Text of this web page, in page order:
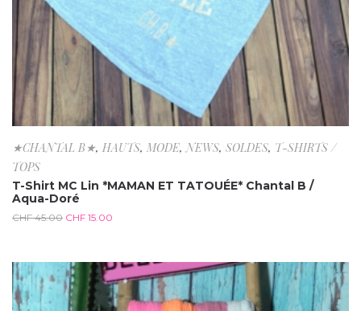
★CHANTAL B★, HAUTS, MODE,NEWS, SOLDES, T-SHIRTS /
TOPS
T-Shirt MC Lin *MAMAN ET TATOUÉE* Chantal B /
Aqua-Doré
CHF45.00 CHF 15.00